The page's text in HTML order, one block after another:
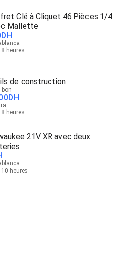
Clé à Cliquet 46 Pièces 1/4
Mallette
DH
8 heures
de construction
bon
DH
8 heures
21V XR avec deux
10 heures